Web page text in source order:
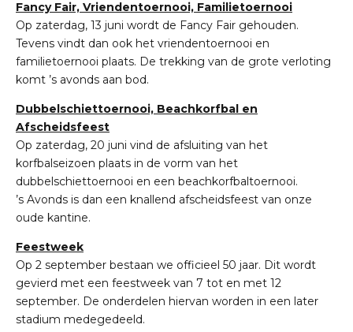
Fancy Fair, Vriendentoernooi, Familietoernooi
Op zaterdag, 13 juni wordt de Fancy Fair gehouden.
Tevens vindt dan ook het vriendentoernooi en
familietoernooi plaats. De trekking van de grote verloting
komt ’s avonds aan bod.
Dubbelschiettoernooi, Beachkorfbal en
Afscheidsfeest
Op zaterdag, 20 juni vind de afsluiting van het
korfbalseizoen plaats in de vorm van het
dubbelschiettoernooi en een beachkorfbaltoernooi.
’s Avonds is dan een knallend afscheidsfeest van onze
oude kantine.
Feestweek
Op 2 september bestaan we officieel 50 jaar. Dit wordt
gevierd met een feestweek van 7 tot en met 12
september. De onderdelen hiervan worden in een later
stadium medegedeeld.